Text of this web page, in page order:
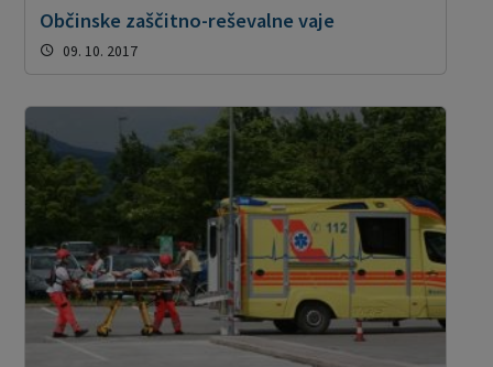
Občinske zaščitno-reševalne vaje
09. 10. 2017